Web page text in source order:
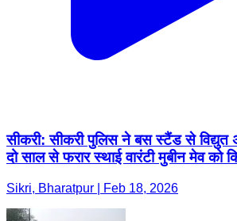
सीकरी: सीकरी पुलिस ने बस स्टैंड से विद्युत
दो साल से फरार स्थाई वारंटी मुबीन मेव को
Sikri, Bharatpur | Feb 18, 2026